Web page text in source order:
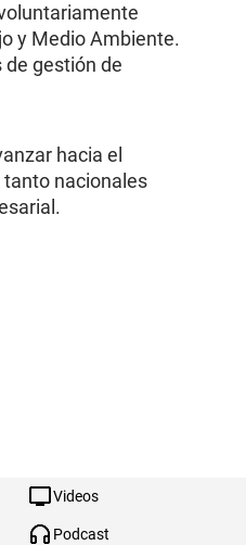
y Medio Ambiente.
gestión de
hacia el
nacionales
Videos
Podcast